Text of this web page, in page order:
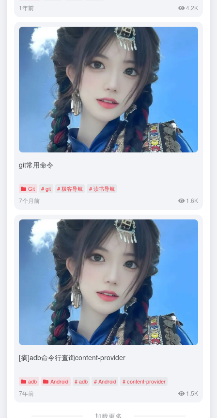
1年前 4.2K
git常用命令
Git # git # 极客导航 # 读书导航
7个月前 1.6K
[摘]adb命令行查询content-provider
adb Android # adb # Android # content-provider
7年前 1.5K
加载更多